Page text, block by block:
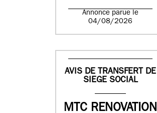
Annonce parue le
04/08/2026
AVIS DE TRANSFERT DE
SIEGE SOCIAL
MTC RENOVATION